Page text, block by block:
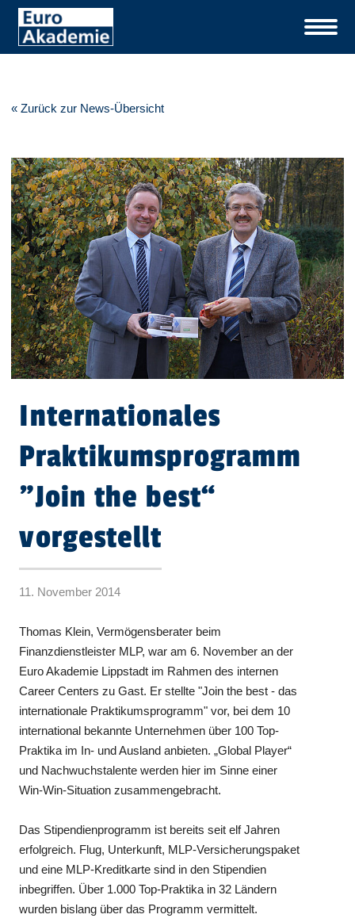
« Zurück zur News-Übersicht
Internationales
Praktikumsprogramm
"Join the best“
vorgestellt
11. November 2014
Thomas Klein, Vermögensberater beim
Finanzdienstleister MLP, war am 6. November an der
Euro Akademie Lippstadt im Rahmen des internen
Career Centers zu Gast. Er stellte "Join the best - das
internationale Praktikumsprogramm" vor, bei dem 10
international bekannte Unternehmen über 100 Top-
Praktika im In- und Ausland anbieten. „Global Player“
und Nachwuchstalente werden hier im Sinne einer
Win-Win-Situation zusammengebracht.
Das Stipendienprogramm ist bereits seit elf Jahren
erfolgreich. Flug, Unterkunft, MLP-Versicherungspaket
und eine MLP-Kreditkarte sind in den Stipendien
inbegriffen. Über 1.000 Top-Praktika in 32 Ländern
wurden bislang über das Programm vermittelt.